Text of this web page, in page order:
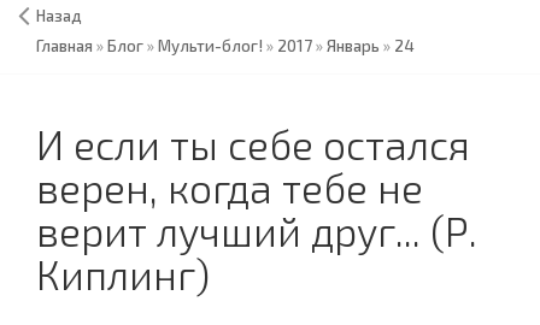
Назад
Главная »Блог»Мульти-блог! » 2017»Январь » 24
И если ты себе остался
верен, когда тебе не
верит лучший друг... (Р.
Киплинг)